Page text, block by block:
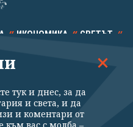
ИКОНОМИКА СВЕТЪТ
КАЛЕЙДОСКОП
тук и днес, за да
и света, и да
и коментари от